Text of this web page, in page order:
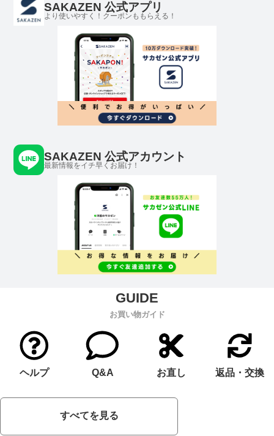
SAKAZEN 公式アプリ
より使いやすく！クーポンももらえる！
SAKAZEN 公式アカウント
最新情報をイチ早くお届け！
お買い物ガイド
ヘルプ Q&A お直し 返品・交換
すべてを見る